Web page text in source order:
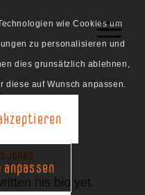
Jonas
his bio yet.
wie Cookies um
zu personalisieren und
dies grunsätzlich ablehnen,
auf Wunsch anpassen.